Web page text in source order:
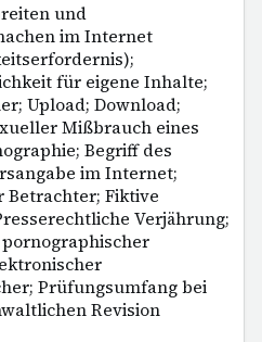
und
im Internet
für eigene Inhalte;
Upload; Download;
Mißbrauch eines
Begriff des
im Internet;
Betrachter; Fiktive
Verjährung;
Prüfungsumfang bei
Revision